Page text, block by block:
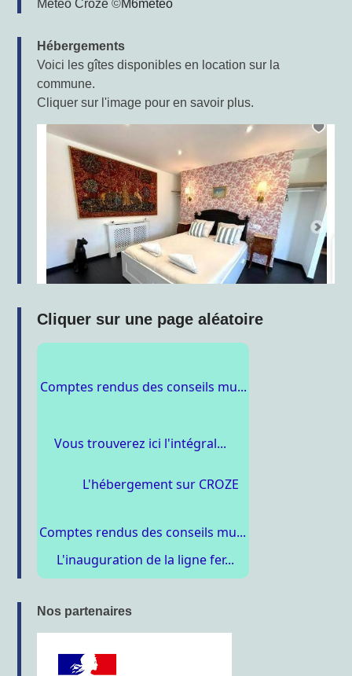
Météo Croze©M6météo
Hébergements
Voici les gîtes disponibles en location sur la
commune.
Cliquer sur l'image pour en savoir plus.
Cliquer sur une page aléatoire
L'hébergement sur CROZE
L'inauguration de la ligne fer...
Comptes rendus des conseils mu...
Nos partenaires